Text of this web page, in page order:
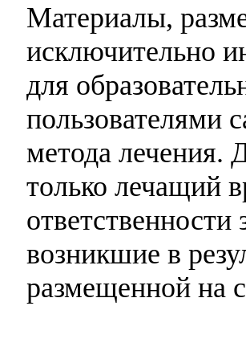
Материалы,
исключительно
для
пользователями
метода лечения.
только лечащий
возникшие в
размещенной на